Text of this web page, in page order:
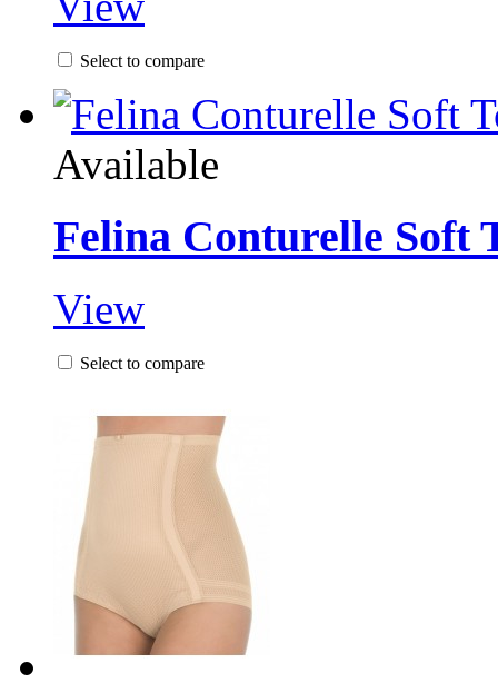
Select to compare
Available
Felina Conturelle Soft
View
Select to compare